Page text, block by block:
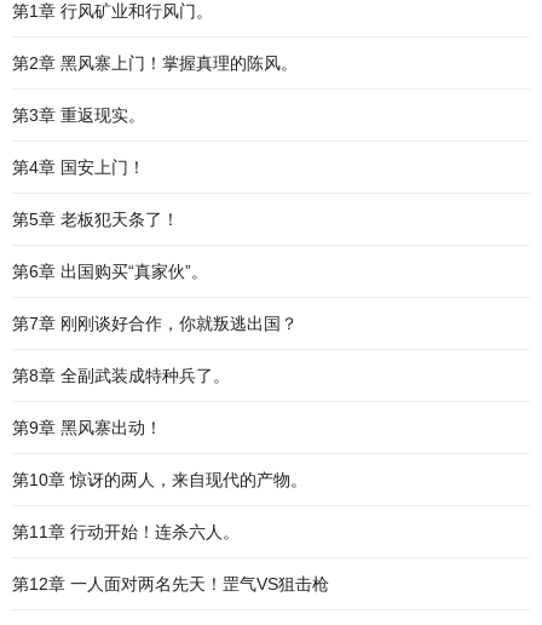
第1章 行风矿业和行风门。
第2章 黑风寨上门！掌握真理的陈风。
第3章 重返现实。
第4章 国安上门！
第5章 老板犯天条了！
第6章 出国购买“真家伙”。
第7章 刚刚谈好合作，你就叛逃出国？
第8章 全副武装成特种兵了。
第9章 黑风寨出动！
第10章 惊讶的两人，来自现代的产物。
第11章 行动开始！连杀六人。
第12章 一人面对两名先天！罡气VS狙击枪